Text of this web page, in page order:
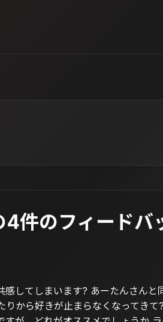
件のフィードバ
してしまいます? あーたんさんと
りから好きが止まらなくなってきて